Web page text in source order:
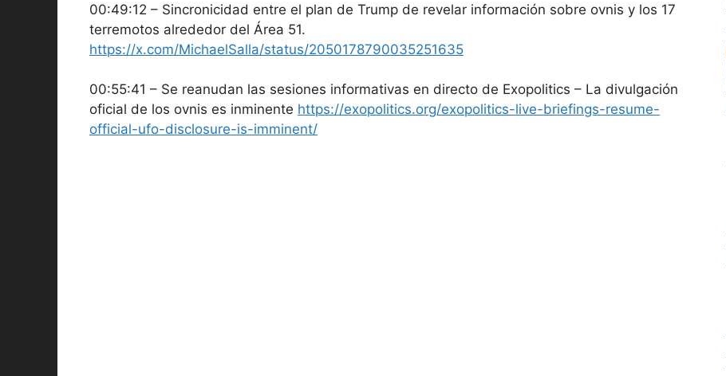
00:49:12 – Sincronicidad entre el plan de Trump de revelar información sobre ovnis y los 17
terremotos alrededor del Área 51.
https://x.com/MichaelSalla/status/2050178790035251635
00:55:41 – Se reanudan las sesiones informativas en directo de Exopolitics – La divulgación
oficial de los ovnis es inminente https://exopolitics.org/exopolitics-live-briefings-resume-
official-ufo-disclosure-is-imminent/